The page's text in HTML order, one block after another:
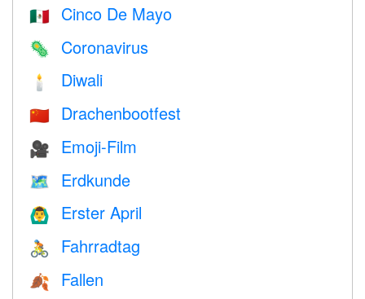
🇲🇽 Cinco De Mayo
🦠 Coronavirus
🕯 Diwali
🇨🇳 Drachenbootfest
🎥 Emoji-Film
🗺 Erdkunde
🙆‍♂️ Erster April
🚴 Fahrradtag
🍂 Fallen